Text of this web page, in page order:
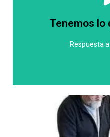
Tenemos lo
Respuesta
variedad de silla de
características. Sin